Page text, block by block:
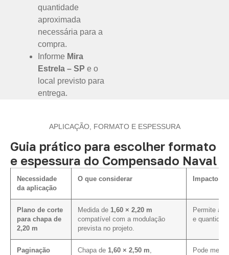
quantidade
aproximada
necessária para a
compra.
Informe Mira
Estrela – SP e o
local previsto para
entrega.
APLICAÇÃO, FORMATO E ESPESSURA
Guia prático para escolher formato
e espessura do Compensado Naval
Necessidade
da aplicação
O que considerar Impacto
Plano de corte
para chapa de
2,20 m
Medida de 1,60 × 2,20 m
compatível com a modulação
prevista no projeto.
Permite
e
Paginação
Chapa de 1,60 × 2,50 m
Pode